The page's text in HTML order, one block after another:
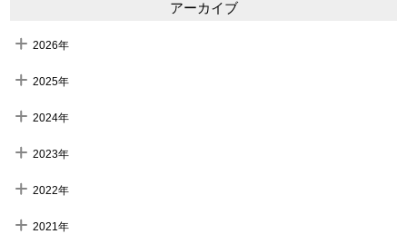
アーカイブ
2026年
2025年
2024年
2023年
2022年
2021年